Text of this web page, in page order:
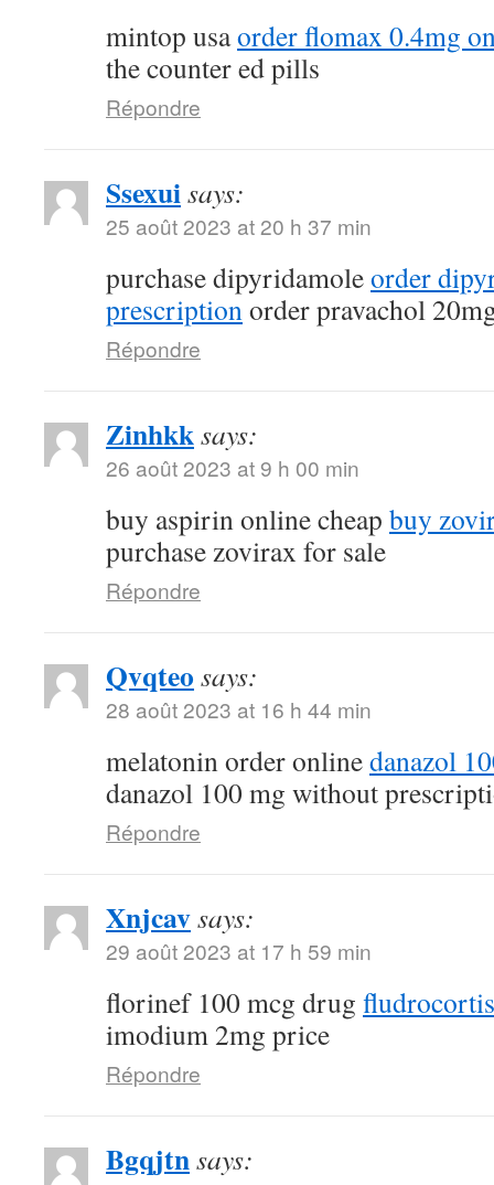
mintop usaorder flomax 0.4mg
the counter ed pills
Répondre
Ssexuisays:
25 août 2023 at 20 h 37 min
purchase dipyridamoleorder
prescriptionorder pravachol
Répondre
Zinhkksays:
26 août 2023 at 9 h 00 min
buy aspirin online cheap buy
purchase zovirax for sale
Répondre
Qvqteo says:
28 août 2023 at 16 h 44 min
melatonin order onlinedanazol
danazol 100 mg without
Répondre
Xnjcavsays:
29 août 2023 at 17 h 59 min
florinef 100 mcg drug
imodium 2mg price
Répondre
Bgqjtnsays: